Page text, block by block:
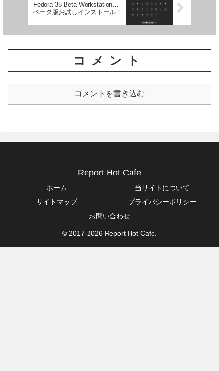
Fedora 35 Beta Workstation…
ベータ版お試しインストール！
コメント
コメントを書き込む
Report Hot Cafe
ホーム
当サイトについて
サイトマップ
プライバシーポリシー
お問い合わせ
© 2017-2026 Report Hot Cafe.